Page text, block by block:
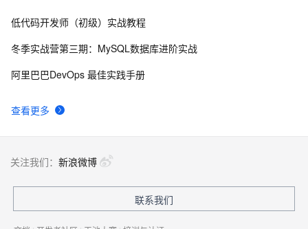
8 自己看系统的“系统还原”
查看更多
低代码开发师（初级）实战教程
冬季实战营第三期：MySQL数据库进阶实战
阿里巴巴DevOps 最佳实践手册
关注我们： 新浪微博
联系我们